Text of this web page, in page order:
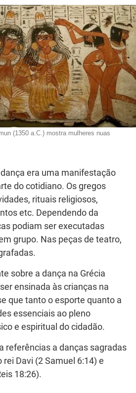
(1350 a.C.) mostra mulheres nuas
dança era uma manifestação
do cotidiano. Os gregos
rituais religiosos,
etc. Dependendo da
podiam ser executadas
grupo. Nas peças de teatro,
sobre a dança na Grécia
ensinada às crianças na
que tanto o esporte quanto a
essenciais ao pleno
e espiritual do cidadão.
referências a danças sagradas
Davi (2 Samuel 6:14) e
18:26).